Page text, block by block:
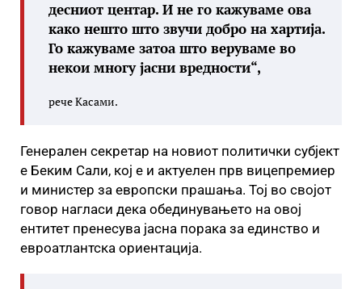
десниот центар. И не го кажуваме ова
како нешто што звучи добро на хартија.
Го кажуваме затоа што веруваме во
некои многу јасни вредности“,
рече Касами.
Генерален секретар на новиот политички субјект
е Беким Сали, кој е и актуелен прв вицепремиер
и министер за европски прашања. Тој во својот
говор нагласи дека обединувањето на овој
ентитет пренесува јасна порака за единство и
евроатлантска ориентација.